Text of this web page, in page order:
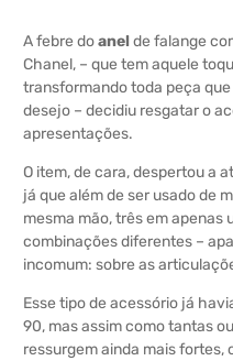
A febre doanelde falange
Chanel, – que tem aquele
transformando toda peça
desejo – decidiu resgatar o
apresentações.
O item, de cara, despertou a
já que além de ser usado de
mesma mão, três em apenas
combinações diferentes –
incomum: sobre as
Esse tipo de acessório já
90, mas assim como tantas
ressurgem ainda mais fortes,